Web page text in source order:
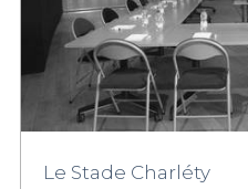
Le Stade Charléty